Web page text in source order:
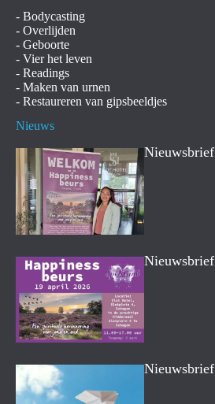
- Bodycasting
- Overlijden
- Geboorte
- Vier het leven
- Readings
- Maken van urnen
- Restaureren van gipsbeeldjes
Nieuws